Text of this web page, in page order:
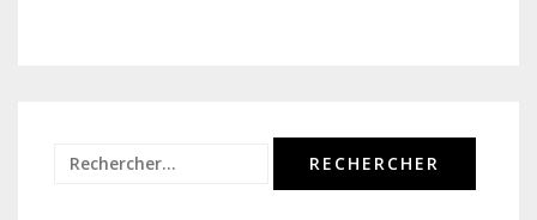
Rechercher :